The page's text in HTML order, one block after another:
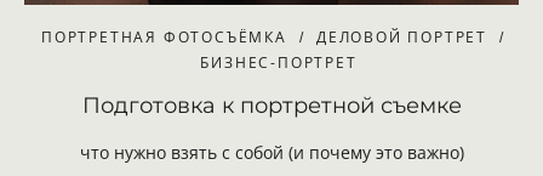
ПОРТРЕТНАЯ ФОТОСЪЁМКА
ДЕЛОВОЙ ПОРТРЕТ
БИЗНЕС-ПОРТРЕТ
Подготовка к портретной съемке
что нужно взять с собой (и почему это важно)